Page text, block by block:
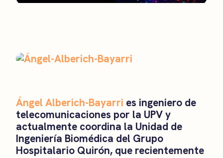
Ángel Alberich-Bayarri es ingeniero de
telecomunicaciones por la UPV y
actualmente coordina la Unidad de
Ingeniería Biomédica del Grupo
Hospitalario Quirón, que recientemente